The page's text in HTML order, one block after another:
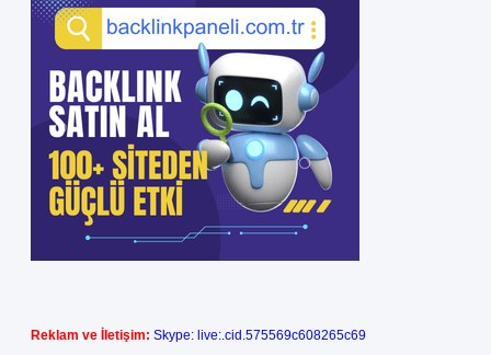
Reklam ve İletişim: Skype: live:.cid.575569c608265c69